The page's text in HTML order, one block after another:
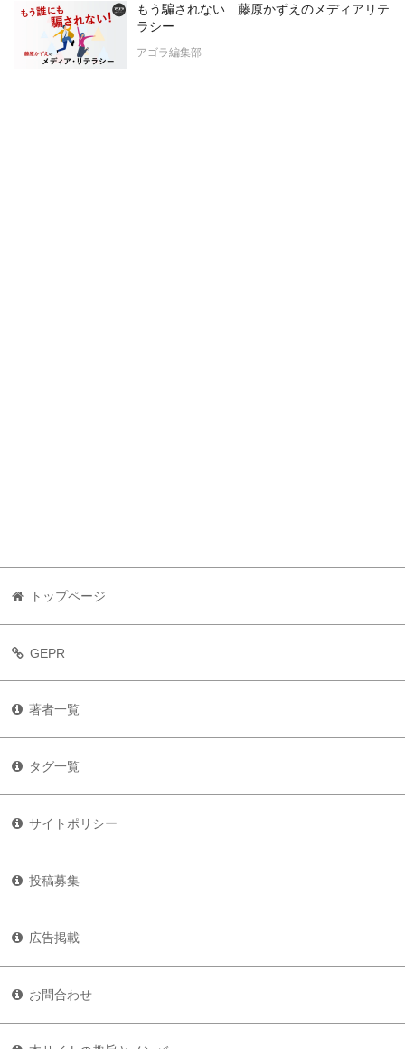
もう騙されない 藤原かずえのメディアリテ
ラシー
アゴラ編集部
トップページ
GEPR
著者一覧
タグ一覧
サイトポリシー
投稿募集
広告掲載
お問合わせ